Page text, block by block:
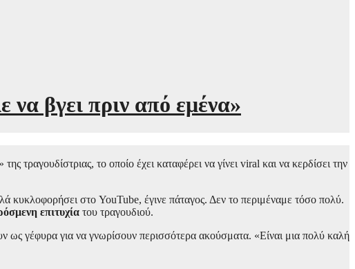
βγει πριν από εμένα»
το οποίο έχει καταφέρει να γίνει viral και να κερδίσει την
κυκλοφορήσει στο YouTube, έγινε πάταγος. Δεν το περιμέναμε τόσο πολύ.
επιτυχία του τραγουδιού.
ως γέφυρα για να γνωρίσουν περισσότερα ακούσματα. «Είναι μια πολύ καλή